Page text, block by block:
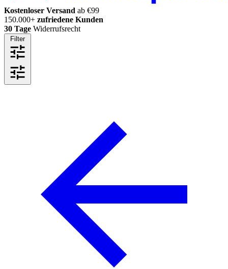
Kostenloser Versand ab €99
150.000+ zufriedene Kunden
30 Tage Widerrufsrecht
Filter